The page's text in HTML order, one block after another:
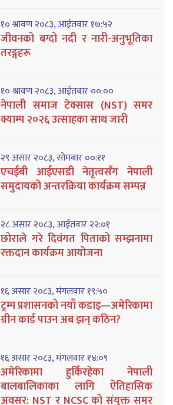
१० श्रावण २०८३, आईतवार १७:५२
जीवनको बग्दो नदी र नारी-अनुभूतिका
तरङ्गहरू
१० श्रावण २०८३, आईतवार ००:००
नेपाली समाज टेक्सास (NST) समर
क्याम्प २०२६ उत्साहका साथ जारी
२९ असार २०८३, सोमबार ००:११
एचईबी आईएसडी नेतृत्वसँग नेपाली
समुदायको अन्तरक्रिया कार्यक्रम सम्पन्न
२८ असार २०८३, आईतवार २२:०१
छोराले गरे दिवंगत पिताको सम्झनामा
रक्तदान कार्यक्रम आयोजना
१६ असार २०८३, मंगलवार १९:५०
ट्रम्प प्रशासनको नयाँ कडाइ—अमेरिकामा
ग्रीन कार्ड पाउन अब झन् कठिन?
१६ असार २०८३, मंगलवार १४:०९
अमेरिकामा हुर्किरहेका नेपाली
बालबालिकाका लागि ऐतिहासिक
अवसर: NST र NCSC को संयुक्त समर